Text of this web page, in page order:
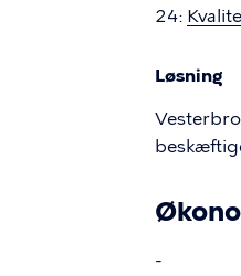
24:
Løsning
-